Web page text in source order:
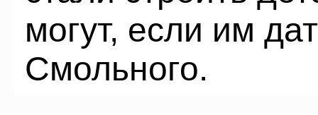
могут, если им
Смольного.